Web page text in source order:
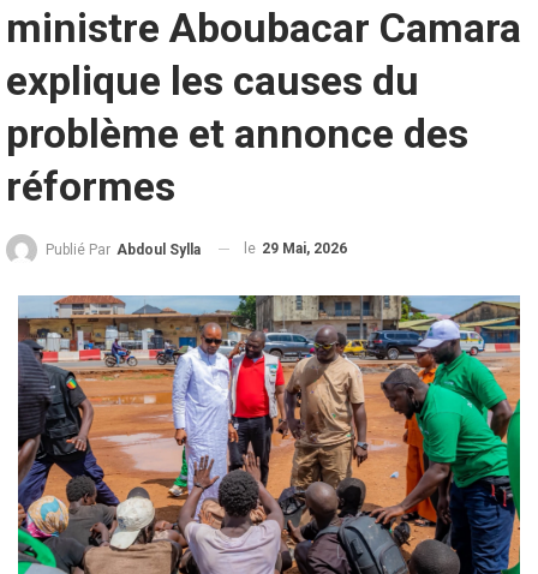
ministre Aboubacar Camara
explique les causes du
problème et annonce des
réformes
Publié Par Abdoul Sylla le 29 Mai, 2026